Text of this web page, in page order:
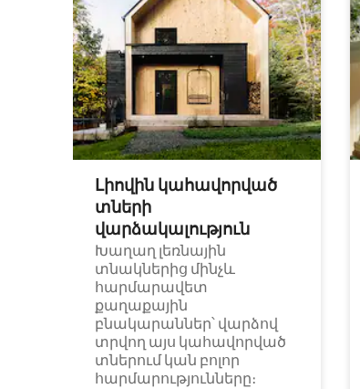
Լիովին կահավորված
տների
վարձակալություն
Խաղաղ լեռնային
տնակներից մինչև
հարմարավետ
քաղաքային
բնակարաններ՝ վարձով
տրվող այս կահավորված
տներում կան բոլոր
հարմարությունները։